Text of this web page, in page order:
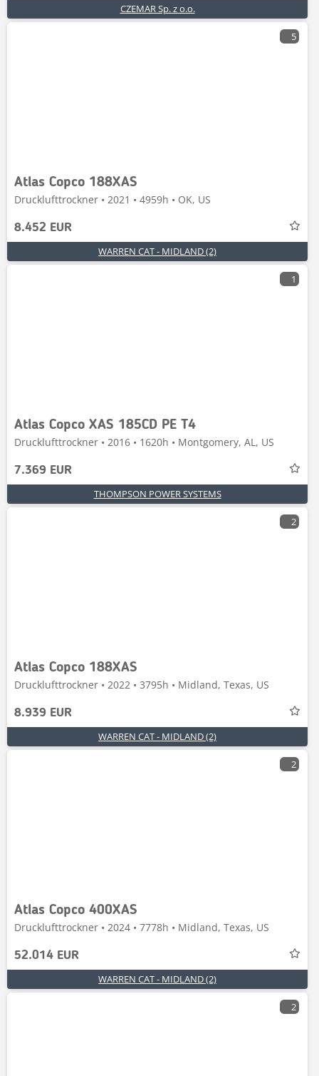
CZEMAR Sp. z o.o.
5
Atlas Copco 188XAS
Drucklufttrockner • 2021 • 4959h • OK, US
8.452 EUR
WARREN CAT - MIDLAND (2)
1
Atlas Copco XAS 185CD PE T4
Drucklufttrockner • 2016 • 1620h • Montgomery, AL, US
7.369 EUR
THOMPSON POWER SYSTEMS
2
Atlas Copco 188XAS
Drucklufttrockner • 2022 • 3795h • Midland, Texas, US
8.939 EUR
WARREN CAT - MIDLAND (2)
2
Atlas Copco 400XAS
Drucklufttrockner • 2024 • 7778h • Midland, Texas, US
52.014 EUR
WARREN CAT - MIDLAND (2)
2